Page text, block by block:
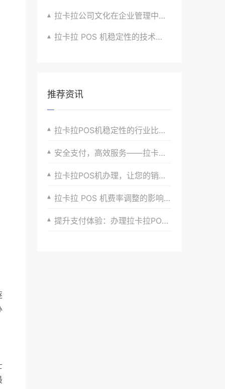
拉卡拉公司文化在企业管理中的作用
拉卡拉 POS 机稳定性的技术创新与应用实践
推荐资讯
拉卡拉POS机稳定性的行业比较与优势
安全支付，高效服务——拉卡拉POS机全面解析
拉卡拉POS机办理，让您的销售更加高效
拉卡拉 POS 机费率调整的影响与应对策略
提升支付体验：办理拉卡拉POS机，从此告别繁琐支付流程